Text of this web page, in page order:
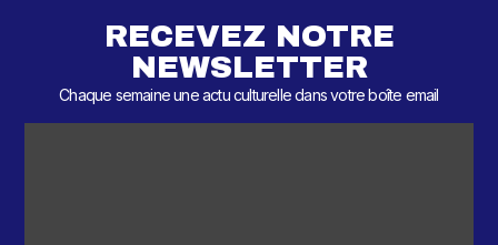
RECEVEZ NOTRE
NEWSLETTER
Chaque semaine une actu culturelle dans votre boîte email